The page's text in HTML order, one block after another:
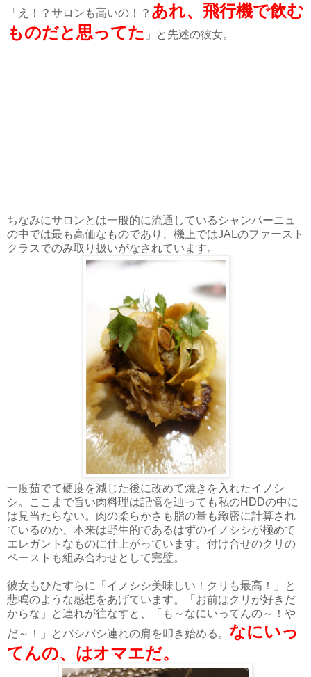
「え！？サロンも高いの！？ あれ、飛行機で飲む
ものだと思ってた 」と先述の彼女。
ちなみにサロンとは一般的に流通しているシャンパーニュ
の中では最も高価なものであり、機上ではJALのファースト
クラスでのみ取り扱いがなされています。
一度茹でて硬度を減じた後に改めて焼きを入れたイノシ
シ。ここまで旨い肉料理は記憶を辿っても私のHDDの中に
は見当たらない。肉の柔らかさも脂の量も緻密に計算され
ているのか、本来は野生的であるはずのイノシシが極めて
エレガントなものに仕上がっています。付け合せのクリの
ペーストも組み合わせとして完璧。
彼女もひたすらに「イノシシ美味しい！クリも最高！」と
悲鳴のような感想をあげています。「お前はクリが好きだ
からな」と連れが往なすと、「も～なにいってんの～！や
だ～！」とバシバシ連れの肩を叩き始める。 なにいっ
てんの、はオマエだ。